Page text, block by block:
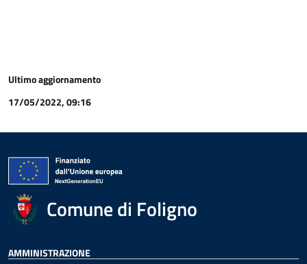
Ultimo aggiornamento
17/05/2022, 09:16
Comune di Foligno
AMMINISTRAZIONE